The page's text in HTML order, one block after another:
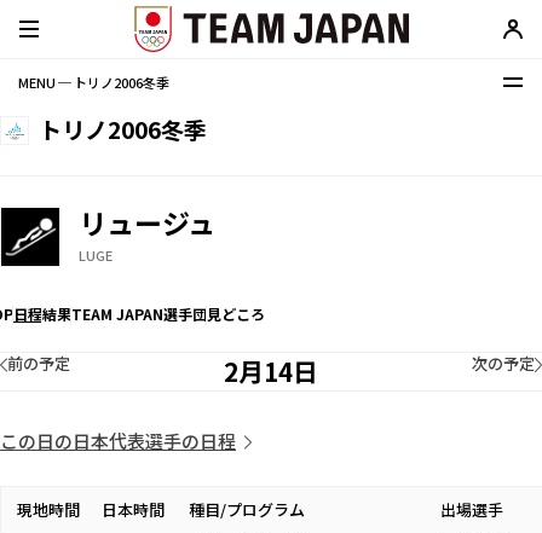
MENU ─ トリノ2006冬季
トリノ2006冬季
リュージュ
LUGE
日程結果TEAM JAPAN選手団見どころ
2月14日
前の予定 次の予定
この日の日本代表選手の日程
現地時間 日本時間 種目/プログラム
出場選手